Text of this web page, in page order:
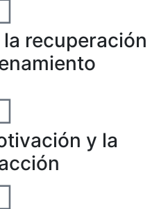
recuperación
y la